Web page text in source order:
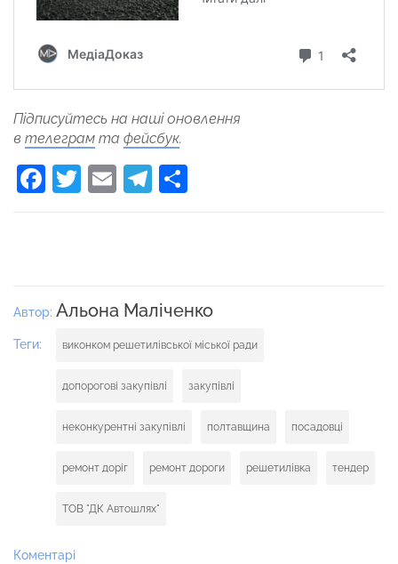
Підписуйтесь на наші оновлення
в телеграм та фейсбук.
Facebook
Twitter
EmailTelegram
Автор: Альона Маліченко
Теги: виконком решетилівської міської ради
допорогові закупівлі закупівлі
неконкурентні закупівлі полтавщина посадовці
ремонт доріг ремонт дороги решетилівка тендер
ТОВ "ДК Автошлях"
Коментарі